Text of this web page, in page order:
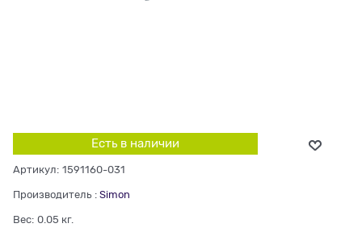
Есть в наличии
Артикул: 1591160-031
Производитель : Simon
Вес: 0.05 кг.